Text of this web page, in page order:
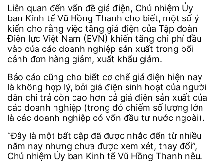
Liên quan đến vấn đề giá điện, Chủ nhiệm Ủy
ban Kinh tế Vũ Hồng Thanh cho biết, một số ý
kiến cho rằng việc tăng giá điện của Tập đoàn
Điện lực Việt Nam (EVN) khiến tăng chi phí đầu
vào của các doanh nghiệp sản xuất trong bối
cảnh đơn hàng giảm, xuất khẩu giảm.
Báo cáo cũng cho biết cơ chế giá điện hiện nay
là không hợp lý, bởi giá điện sinh hoạt của người
dân chi trả còn cao hơn cả giá điện sản xuất của
các doanh nghiệp (trong đó chiếm số lượng lớn
là các doanh nghiệp có vốn đầu tư nước ngoài).
“Đây là một bất cập đã được nhắc đến từ nhiều
năm nay nhưng chưa được xem xét, thay đổi”,
Chủ nhiệm Ủy ban Kinh tế Vũ Hồng Thanh nêu.